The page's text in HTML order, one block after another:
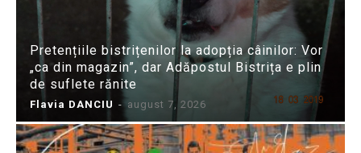
Pretențiile bistrițenilor la adopția câinilor: Vor
„ca din magazin”, dar Adăpostul Bistrița e plin
de suflete rănite
Flavia DANCIU - august 7, 2026